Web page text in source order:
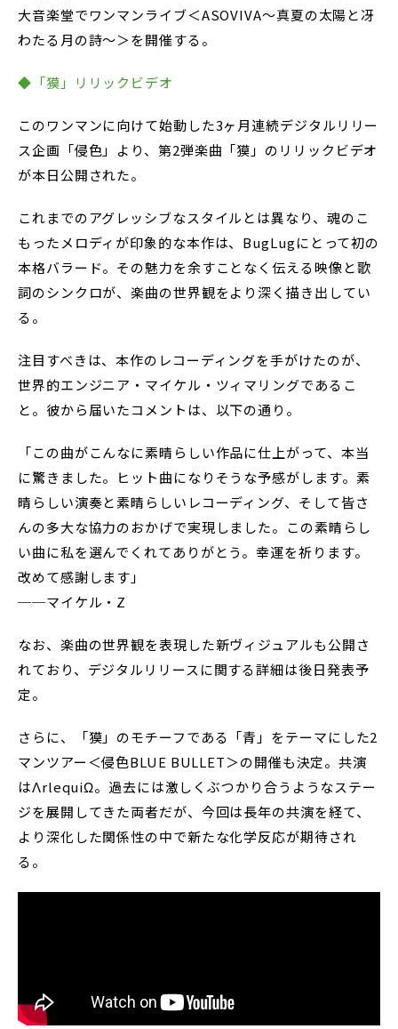
大音楽堂でワンマンライブ＜ASOVIVA～真夏の太陽と冴
わたる月の詩～＞を開催する。
◆「獏」リリックビデオ
このワンマンに向けて始動した3ヶ月連続デジタルリリー
ス企画「侵色」より、第2弾楽曲「獏」のリリックビデオ
が本日公開された。
これまでのアグレッシブなスタイルとは異なり、魂のこ
もったメロディが印象的な本作は、BugLugにとって初の
本格バラード。その魅力を余すことなく伝える映像と歌
詞のシンクロが、楽曲の世界観をより深く描き出してい
る。
注目すべきは、本作のレコーディングを手がけたのが、
世界的エンジニア・マイケル・ツィマリングであるこ
と。彼から届いたコメントは、以下の通り。
「この曲がこんなに素晴らしい作品に仕上がって、本当
に驚きました。ヒット曲になりそうな予感がします。素
晴らしい演奏と素晴らしいレコーディング、そして皆さ
んの多大な協力のおかげで実現しました。この素晴らし
い曲に私を選んでくれてありがとう。幸運を祈ります。
改めて感謝します」
──マイケル・Z
なお、楽曲の世界観を表現した新ヴィジュアルも公開さ
れており、デジタルリリースに関する詳細は後日発表予
定。
さらに、「獏」のモチーフである「青」をテーマにした2
マンツアー＜侵色BLUE BULLET＞の開催も決定。共演
はΛrlequiΩ。過去には激しくぶつかり合うようなステー
ジを展開してきた両者だが、今回は長年の共演を経て、
より深化した関係性の中で新たな化学反応が期待され
る。